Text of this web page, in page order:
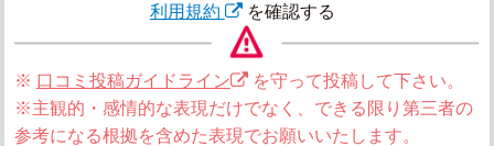
利用規約 を確認する
※ 口コミ投稿ガイドライン
を守って投稿して下さい。
※主観的・感情的な表現だけでなく、できる限り第三者の
参考になる根拠を含めた表現でお願いいたします。